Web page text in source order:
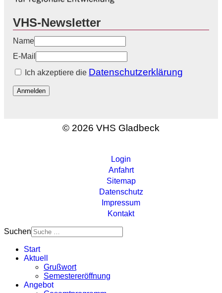
VHS-Newsletter
Name
E-Mail
Ich akzeptiere die Datenschutzerklärung
Anmelden
© 2026 VHS Gladbeck
Login
Anfahrt
Sitemap
Datenschutz
Impressum
Kontakt
Suchen
Start
Aktuell
Grußwort
Semestereröffnung
Angebot